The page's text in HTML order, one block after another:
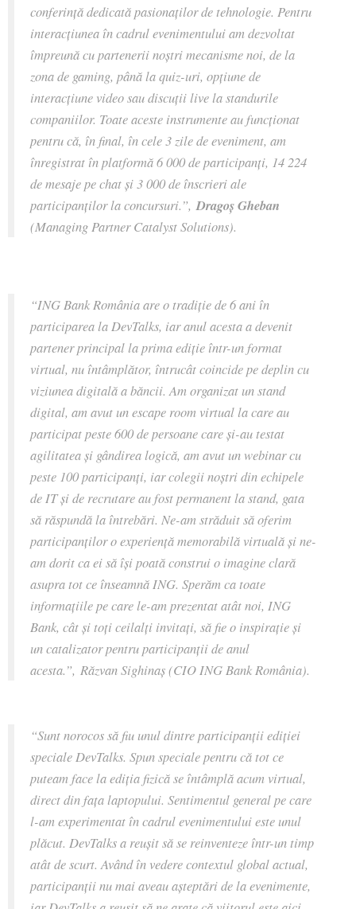
conferință dedicată pasionaților de tehnologie. Pentru
interacțiunea în cadrul evenimentului am dezvoltat
împreună cu partenerii noștri mecanisme noi, de la
zona de gaming, până la quiz-uri, opțiune de
interacțiune video sau discuții live la standurile
companiilor. Toate aceste instrumente au funcționat
pentru că, în final, în cele 3 zile de eveniment, am
înregistrat în platformă 6 000 de participanți, 14 224
de mesaje pe chat și 3 000 de înscrieri ale
participanților la concursuri.”, Dragoș Gheban
(Managing Partner Catalyst Solutions).
“ING Bank România are o tradiţie de 6 ani în
participarea la DevTalks, iar anul acesta a devenit
partener principal la prima ediţie într-un format
virtual, nu întâmplător, întrucât coincide pe deplin cu
viziunea digitală a băncii. Am organizat un stand
digital, am avut un escape room virtual la care au
participat peste 600 de persoane care și-au testat
agilitatea și gândirea logică, am avut un webinar cu
peste 100 participanți, iar colegii noștri din echipele
de IT și de recrutare au fost permanent la stand, gata
să răspundă la întrebări. Ne-am străduit să oferim
participanților o experiență memorabilă virtuală și ne-
am dorit ca ei să își poată construi o imagine clară
asupra tot ce înseamnă ING. Sperăm ca toate
informațiile pe care le-am prezentat atât noi, ING
Bank, cât și toți ceilalți invitați, să fie o inspirație și
un catalizator pentru participanții de anul
acesta.”, Răzvan Sighinaș (CIO ING Bank România).
“Sunt norocos să fiu unul dintre participanții ediției
speciale DevTalks. Spun speciale pentru că tot ce
puteam face la ediția fizică se întâmplă acum virtual,
direct din fața laptopului. Sentimentul general pe care
l-am experimentat în cadrul evenimentului este unul
plăcut. DevTalks a reușit să se reinventeze într-un timp
atât de scurt. Având în vedere contextul global actual,
participanții nu mai aveau așteptări de la evenimente,